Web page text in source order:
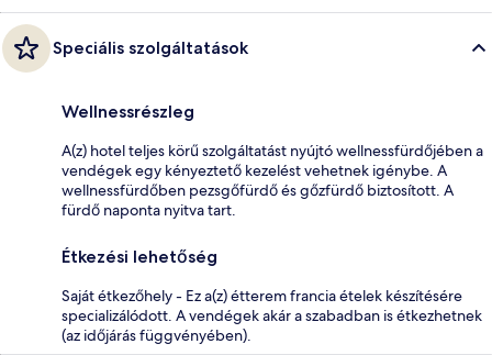
Speciális szolgáltatások
Wellnessrészleg
A(z) hotel teljes körű szolgáltatást nyújtó wellnessfürdőjében a
vendégek egy kényeztető kezelést vehetnek igénybe. A
wellnessfürdőben pezsgőfürdő és gőzfürdő biztosított. A
fürdő naponta nyitva tart.
Étkezési lehetőség
Saját étkezőhely - Ez a(z) étterem francia ételek készítésére
specializálódott. A vendégek akár a szabadban is étkezhetnek
(az időjárás függvényében).